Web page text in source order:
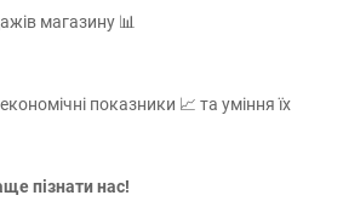
магазину 📊
показники 📈 та уміння їх
пізнати нас!